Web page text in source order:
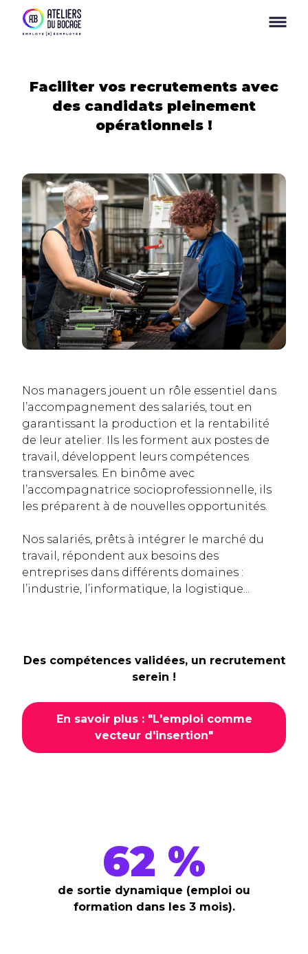
Faciliter vos recrutements avec
des candidats pleinement
opérationnels !
Nos managers jouent un rôle essentiel dans
l’accompagnement des salariés, tout en
garantissant la production et la rentabilité
de leur atelier. Ils les forment aux postes de
travail, développent leurs compétences
transversales. En binôme avec
l’accompagnatrice socioprofessionnelle, ils
les préparent à de nouvelles opportunités.
Nos salariés, prêts à intégrer le marché du
travail, répondent aux besoins des
entreprises dans différents domaines :
l’industrie, l’informatique, la logistique...
Des compétences validées, un recrutement
serein !
En savoir plus : "L'emploi comme
vecteur d'insertion"
62 %
de sortie dynamique (emploi ou
formation dans les 3 mois).
Panneau de gestion des cookies